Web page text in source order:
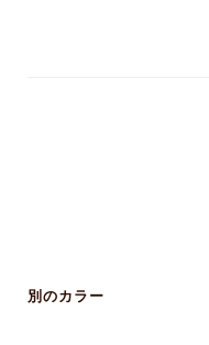
別のカラー